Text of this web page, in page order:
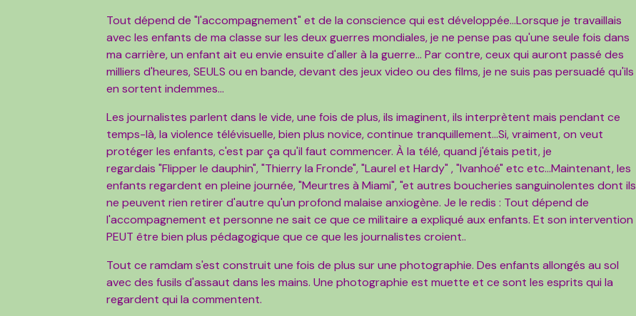
Tout dépend de "l'accompagnement" et de la conscience qui est développée...Lorsque je travaillais
avec les enfants de ma classe sur les deux guerres mondiales, je ne pense pas qu'une seule fois dans
ma carrière, un enfant ait eu envie ensuite d'aller à la guerre... Par contre, ceux qui auront passé des
milliers d'heures, SEULS ou en bande, devant des jeux video ou des films, je ne suis pas persuadé qu'ils
en sortent indemmes...
Les journalistes parlent dans le vide, une fois de plus, ils imaginent, ils interprètent mais pendant ce
temps-là, la violence télévisuelle, bien plus novice, continue tranquillement...Si, vraiment, on veut
protéger les enfants, c'est par ça qu'il faut commencer. À la télé, quand j'étais petit, je
regardais "Flipper le dauphin", "Thierry la Fronde", "Laurel et Hardy" , "Ivanhoé" etc etc...Maintenant, les
enfants regardent en pleine journée, "Meurtres à Miami", "et autres boucheries sanguinolentes dont ils
ne peuvent rien retirer d'autre qu'un profond malaise anxiogène. Je le redis : Tout dépend de
l'accompagnement et personne ne sait ce que ce militaire a expliqué aux enfants. Et son intervention
PEUT être bien plus pédagogique que ce que les journalistes croient..
Tout ce ramdam s'est construit une fois de plus sur une photographie. Des enfants allongés au sol
avec des fusils d'assaut dans les mains. Une photographie est muette et ce sont les esprits qui la
regardent qui la commentent.